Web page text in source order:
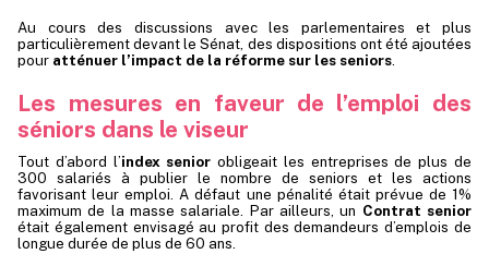
Au cours des discussions avec les parlementaires et plus
particulièrement devant le Sénat, des dispositions ont été ajoutées
pour atténuer l’impact de la réforme sur les seniors.
Les mesures en faveur de l’emploi des
séniors dans le viseur
Tout d’abord l’index senior obligeait les entreprises de plus de
300 salariés à publier le nombre de seniors et les actions
favorisant leur emploi. A défaut une pénalité était prévue de 1%
maximum de la masse salariale. Par ailleurs, un Contrat senior
était également envisagé au profit des demandeurs d’emplois de
longue durée de plus de 60 ans.